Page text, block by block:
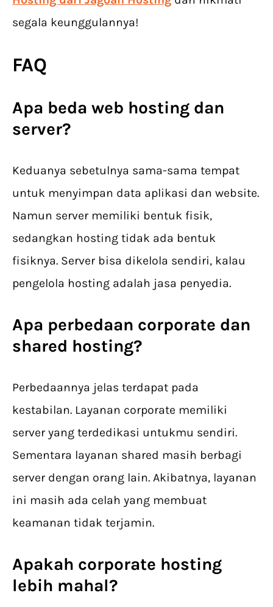
segala keunggulannya!
FAQ
Apa beda web hosting dan
server?
Keduanya sebetulnya sama-sama tempat
untuk menyimpan data aplikasi dan website.
Namun server memiliki bentuk fisik,
sedangkan hosting tidak ada bentuk
fisiknya. Server bisa dikelola sendiri, kalau
pengelola hosting adalah jasa penyedia.
Apa perbedaan corporate dan
shared hosting?
Perbedaannya jelas terdapat pada
kestabilan. Layanan corporate memiliki
server yang terdedikasi untukmu sendiri.
Sementara layanan shared masih berbagi
server dengan orang lain. Akibatnya, layanan
ini masih ada celah yang membuat
keamanan tidak terjamin.
Apakah corporate hosting
lebih mahal?